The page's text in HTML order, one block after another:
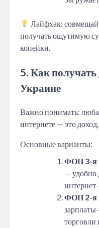
Лайфхак:
получать ощутимую
копейки.
5. Как получать
Украине
Важно понимать:
интернете — это
Основные варианты:
ФОП 3-я
— удобно
ФОП 2-я